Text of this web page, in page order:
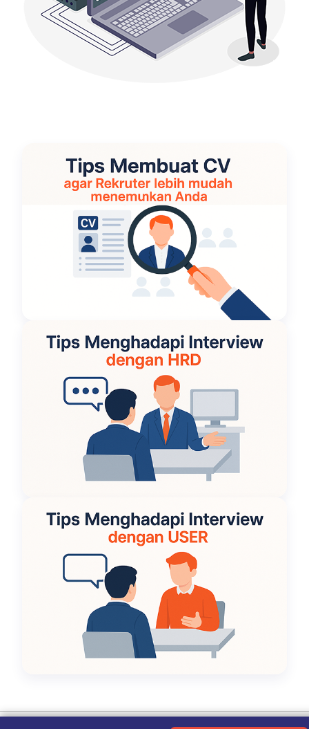
Kebijakan Privasi|Tentang Kami|